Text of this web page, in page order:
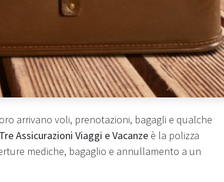
arrivano voli, prenotazioni, bagagli e qualche
Assicurazioni Viaggi e Vacanze è la polizza
mediche, bagaglio e annullamento a un